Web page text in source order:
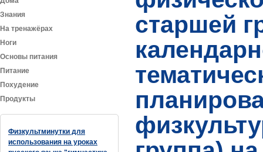
Знания
На тренажёрах
Ноги
Основы питания
Питание
Похудение
Продукты
Физкультминутки для
использования на уроках
старшей